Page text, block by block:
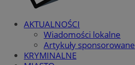
AKTUALNOŚCI
Wiadomości lokalne
Artykuły sponsorowane
KRYMINALNE